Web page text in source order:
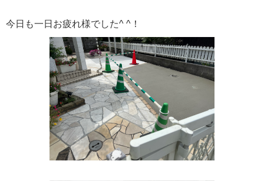
今日も一日お疲れ様でした^ ^！